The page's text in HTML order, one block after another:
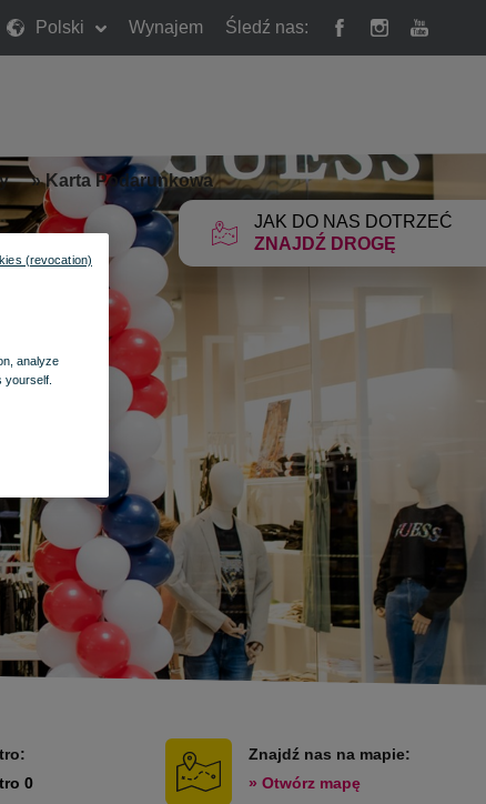
Polski Wynajem Śledź nas:
JAK DO NAS DOTRZEĆ
ZNAJDŹ DROGĘ
»Karta Podarunkowa
0
Znajdź nas na mapie:
» Otwórz mapę
analyze
yourself.
(revocation)